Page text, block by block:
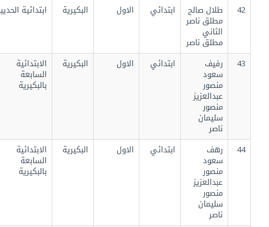
طلال صالح
مطلق ناصر
الثاني
مطلق ناصر
ابتدائي الاول البكيرية ابتدائية الحديبية
رفيف
سعود
منصور
عبدالعزيز
منصور
سليمان
ابتدائي الاول البكيرية الابتدائية
السابعة
بالبكيرية
رهف
سعود
منصور
عبدالعزيز
منصور
سليمان
ابتدائي الاول البكيرية الابتدائية
السابعة
بالبكيرية